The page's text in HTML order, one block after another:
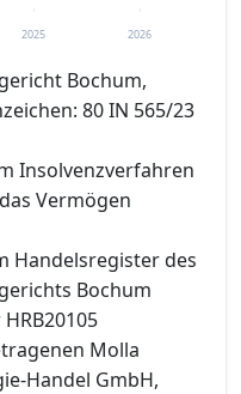
2025 2026
Bochum,
80 IN 565/23
Insolvenzverfahren
Vermögen
Handelsregister des
Bochum
Molla
Handel GmbH,